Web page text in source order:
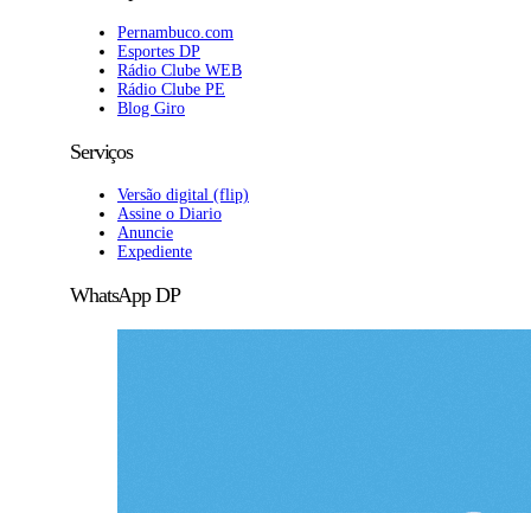
Pernambuco.com
Esportes DP
Rádio Clube WEB
Rádio Clube PE
Blog Giro
Serviços
Versão digital (flip)
Assine o Diario
Anuncie
Expediente
WhatsApp DP